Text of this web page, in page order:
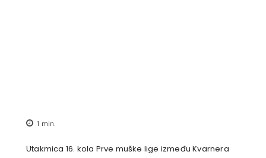
1 min.
Utakmica 16. kola Prve muške lige između Kvarnera